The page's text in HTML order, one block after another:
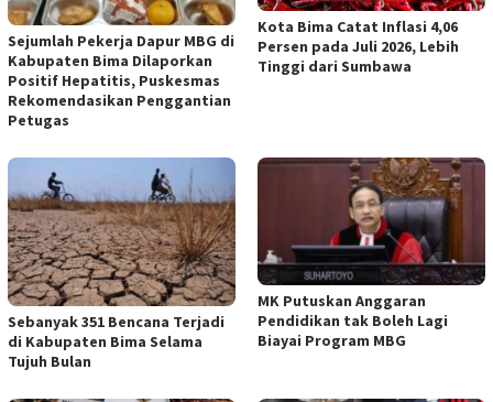
Sejumlah Pekerja Dapur MBG di
Kabupaten Bima Dilaporkan
Positif Hepatitis, Puskesmas
Rekomendasikan Penggantian
Petugas
Kota Bima Catat Inflasi 4,06
Persen pada Juli 2026, Lebih
Tinggi dari Sumbawa
Sebanyak 351 Bencana Terjadi
di Kabupaten Bima Selama
Tujuh Bulan
MK Putuskan Anggaran
Pendidikan tak Boleh Lagi
Biayai Program MBG